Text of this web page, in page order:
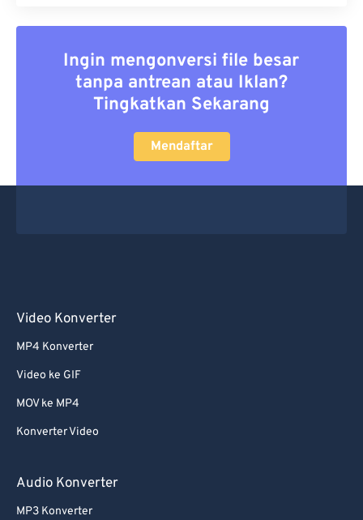
Ingin mengonversi file besar
tanpa antrean atau Iklan?
Tingkatkan Sekarang
Mendaftar
Video Konverter
MP4 Konverter
Video ke GIF
MOV ke MP4
Konverter Video
Audio Konverter
MP3 Konverter